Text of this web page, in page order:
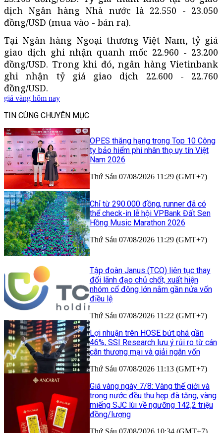
dịch Ngân hàng Nhà nước là 22.550 - 23.050
đồng/USD (mua vào - bán ra).
Tại Ngân hàng Ngoại thương Việt Nam, tỷ giá
giao dịch ghi nhận quanh mốc 22.960 - 23.200
đồng/USD. Trong khi đó, ngân hàng Vietinbank
ghi nhận tỷ giá giao dịch 22.600 - 22.760
đồng/USD.
giá vàng hôm nay
TIN CÙNG CHUYÊN MỤC
OPES thăng hạng trong Top 10 Công
ty bảo hiểm phi nhân thọ uy tín Việt
Nam 2026
Thứ Sáu 07/08/2026 11:29 (GMT+7)
Chỉ từ 290.000 đồng, runner đã có
thể check-in lễ hội VPBank Đất Sen
Hồng Music Marathon 2026
Thứ Sáu 07/08/2026 11:29 (GMT+7)
Tập đoàn Janus (TCO) liên tục thay
đổi lãnh đạo chủ chốt, xuất hiện
nhóm cổ đông lớn nắm gần nửa vốn
điều lệ
Thứ Sáu 07/08/2026 11:22 (GMT+7)
Lợi nhuận trên HOSE bứt phá gần
46%, SSI Research lưu ý rủi ro từ cán
cân thương mại và giải ngân vốn
Thứ Sáu 07/08/2026 11:13 (GMT+7)
Giá vàng ngày 7/8: Vàng thế giới và
trong nước đều thu hẹp đà tăng, vàng
miếng SJC lùi về ngưỡng 142,2 triệu
đồng/lượng
Thứ Sáu 07/08/2026 10:34 (GMT+7)